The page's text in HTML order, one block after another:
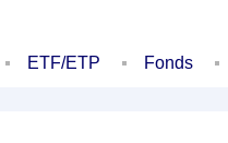
ETF/ETP Fonds